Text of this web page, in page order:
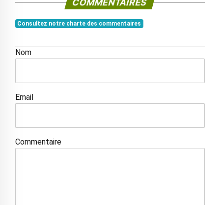
COMMENTAIRES
Consultez notre charte des commentaires
Nom
Email
Commentaire